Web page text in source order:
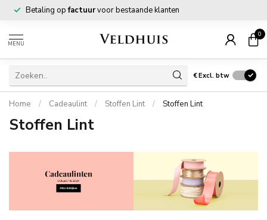
Betaling opfactuurvoor bestaande klanten
MENU
0
€Excl. btw
Home / Cadeaulint / Stoffen Lint / Stoffen Lint
Stoffen Lint